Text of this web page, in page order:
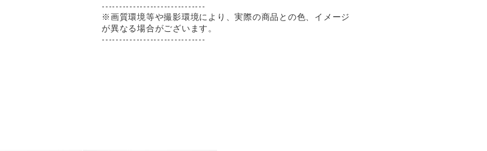
------------------------------
※画質環境等や撮影環境により、実際の商品との色、イメージ
が異なる場合がございます。
------------------------------